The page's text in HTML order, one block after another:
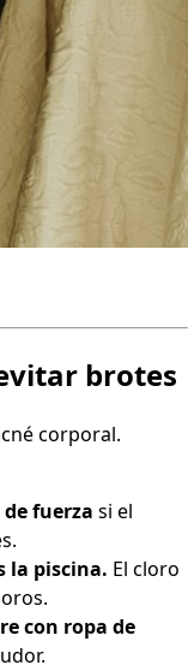
brotes
corporal.
fuerza si el
la piscina. El cloro
con ropa de